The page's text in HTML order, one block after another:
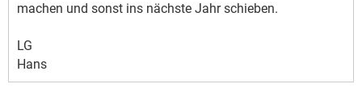
machen und sonst ins nächste Jahr schieben.
LG
Hans